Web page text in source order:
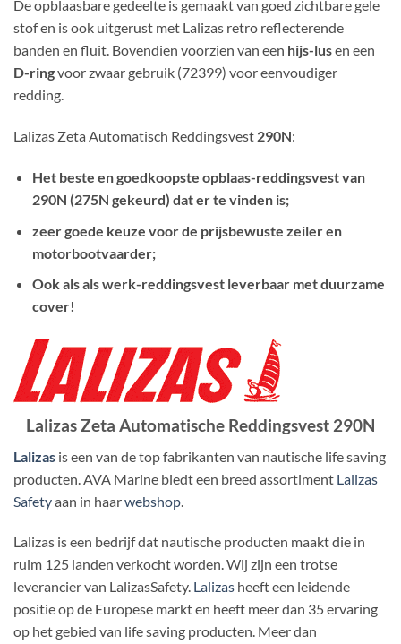
De opblaasbare gedeelte is gemaakt van goed zichtbare gele
stof en is ook uitgerust met Lalizas retro reflecterende
banden en fluit. Bovendien voorzien van een hijs-lusen een
D-ringvoor zwaar gebruik (72399) voor eenvoudiger
redding.
Lalizas Zeta Automatisch Reddingsvest 290N:
Het beste en goedkoopste opblaas-reddingsvest van
290N (275N gekeurd) dat er te vinden is;
zeer goede keuze voor de prijsbewuste zeiler en
motorbootvaarder;
Ook als als werk-reddingsvest leverbaar met duurzame
cover!
Lalizas Zeta Automatische Reddingsvest 290N
Lalizas is een van de top fabrikanten van nautische life saving
producten. AVA Marine biedt een breed assortiment Lalizas
Safetyaan in haarwebshop
Lalizas is een bedrijf dat nautische producten maakt die in
ruim 125 landen verkocht worden. Wij zijn een trotse
leverancier van LalizasSafety. Lalizas heeft een leidende
positie op de Europese markt en heeft meer dan 35 ervaring
op het gebied van life saving producten. Meer dan